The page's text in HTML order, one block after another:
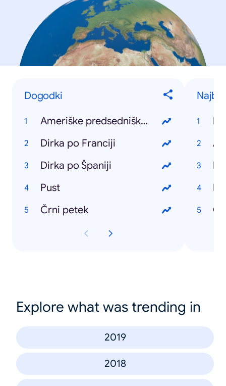
Dogodki
Ameriške predsedniške volitve
Dirka po Franciji
Dirka po Španiji
Pust
Črni petek
Explore what was trending in
2019
2018